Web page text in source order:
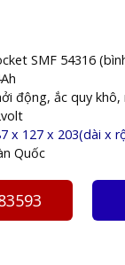
SMF 54316
động, ắc quy
x 127 x 203(dài x
Quốc